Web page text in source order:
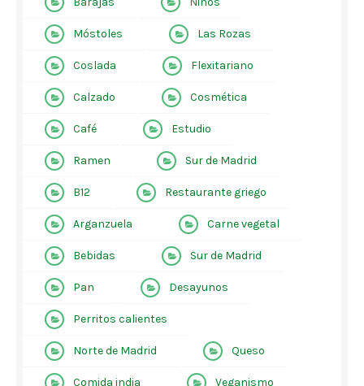
Móstoles Las Rozas
Coslada Flexitariano
Calzado Cosmética
Café Estudio
Ramen Sur de Madrid
B12 Restaurante griego
Arganzuela Carne vegetal
Bebidas Sur de Madrid
Pan Desayunos
Perritos calientes
Norte de Madrid Queso
Comida india Veganismo